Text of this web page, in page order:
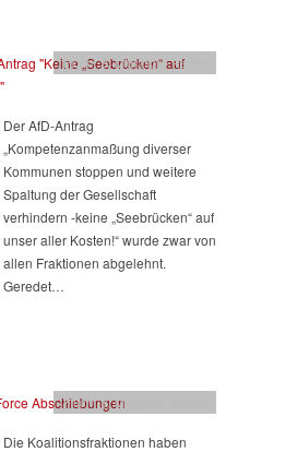
Flucht & Migration,Reden
Der AfD-Antrag
„Kompetenzanmaßung diverser
Kommunen stoppen und weitere
Spaltung der Gesellschaft
verhindern -keine „Seebrücken“ auf
unser aller Kosten!“ wurde zwar von
allen Fraktionen abgelehnt.
Geredet…
Flucht & Migration
Die Koalitionsfraktionen haben